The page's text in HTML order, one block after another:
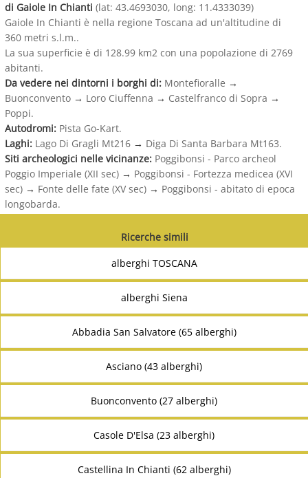
di Gaiole In Chianti (lat: 43.4693030, long: 11.4333039)
Gaiole In Chianti è nella regione Toscana ad un'altitudine di
360 metri s.l.m..
La sua superficie è di 128.99 km2 con una popolazione di 2769
abitanti.
Da vedere nei dintorni i borghi di: Montefioralle →
Buonconvento → Loro Ciuffenna → Castelfranco di Sopra →
Poppi.
Autodromi: Pista Go-Kart.
Laghi: Lago Di Gragli Mt216 → Diga Di Santa Barbara Mt163.
Siti archeologici nelle vicinanze: Poggibonsi - Parco archeol
Poggio Imperiale (XII sec) → Poggibonsi - Fortezza medicea (XVI
sec) → Fonte delle fate (XV sec) → Poggibonsi - abitato di epoca
longobarda.
Ricerche simili
alberghi TOSCANA
alberghi Siena
Abbadia San Salvatore (65 alberghi)
Asciano (43 alberghi)
Buonconvento (27 alberghi)
Casole D'Elsa (23 alberghi)
Castellina In Chianti (62 alberghi)